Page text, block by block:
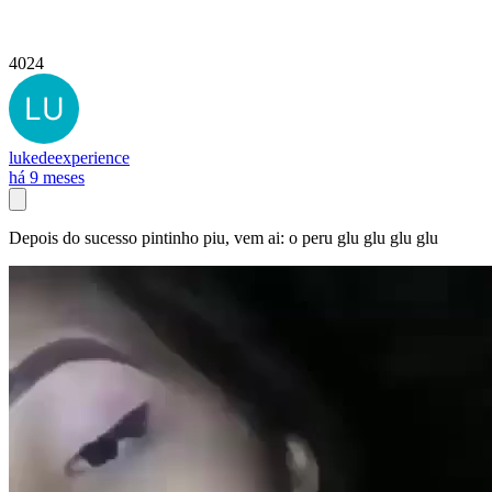
4024
lukedeexperience
há 9 meses
Depois do sucesso pintinho piu, vem ai: o peru glu glu glu glu